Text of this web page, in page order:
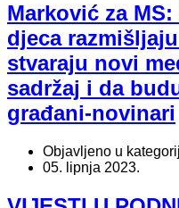
Marković za
djeca
stvaraju novi
sadržaj i da
građani-novinari
Objavljeno u
05. lipnja 2023.